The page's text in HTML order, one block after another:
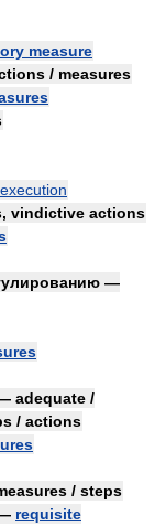
measure
/ measures
vindictive actions
—
adequate /
/ actions
/ steps
requisite